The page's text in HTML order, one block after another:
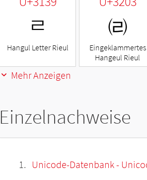
ㄹ
Hangul Letter Rieul
㈃
Eingeklammertes
Hangeul Rieul
Mehr Anzeigen
Einzelnachweise
Unicode-Datenbank -